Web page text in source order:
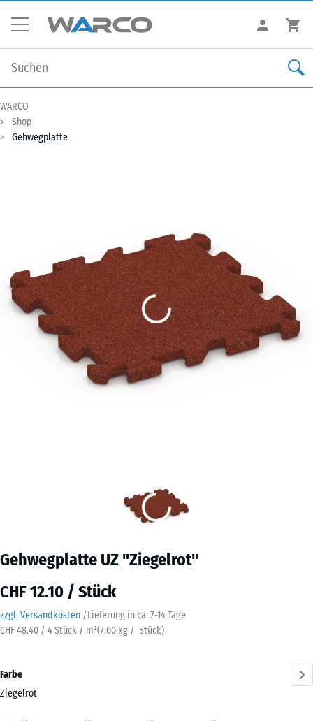
WARCO
Shop
Gehwegplatte
Gehwegplatte UZ "Ziegelrot"
CHF 12.10 / Stück
zzgl. Versandkosten /Lieferung in ca. 7-14 Tage
CHF 48.40 / 4 Stück / m²(7.00 kg / Stück)
Farbe
Ziegelrot